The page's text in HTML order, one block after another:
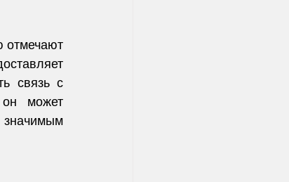
отмечают
связь с
может
значимым